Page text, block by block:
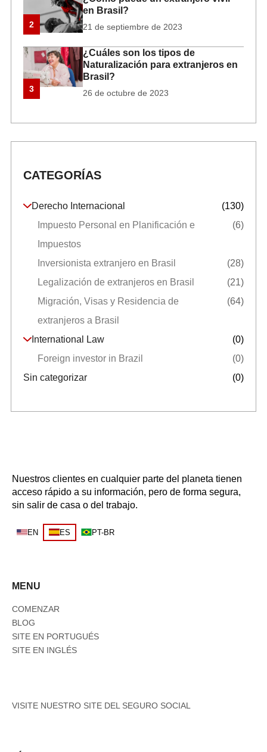
2
en Brasil?
21 de septiembre de 2023
3
¿Cuáles son los tipos de
Naturalización para extranjeros en
Brasil?
26 de octubre de 2023
CATEGORÍAS
Derecho Internacional
(130)
Impuesto Personal en Planificación e
Impuestos
(6)
Inversionista extranjero en Brasil
(28)
Legalización de extranjeros en Brasil
(21)
Migración, Visas y Residencia de
extranjeros a Brasil
(64)
International Law
(0)
Foreign investor in Brazil
(0)
Sin categorizar
(0)
Nuestros clientes en cualquier parte del planeta tienen
acceso rápido a su información, pero de forma segura,
sin salir de casa o del trabajo.
EN ES PT-BR
MENU
COMENZAR
BLOG
SITE EN PORTUGUÉS
SITE EN INGLÉS
VISITE NUESTRO SITE DEL SEGURO SOCIAL